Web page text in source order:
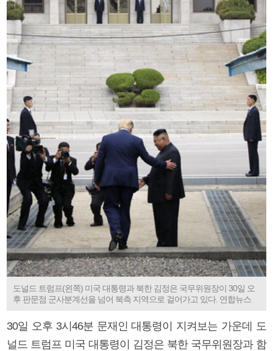
도널드 트럼프(왼쪽) 미국 대통령과 북한 김정은 국무위원장이 30일 오
후 판문점 군사분계선을 넘어 북측 지역으로 걸어가고 있다. 연합뉴스
30일 오후 3시46분 문재인 대통령이 지켜보는 가운데 도
널드 트럼프 미국 대통령이 김정은 북한 국무위원장과 함